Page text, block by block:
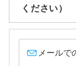
ください）
メールで